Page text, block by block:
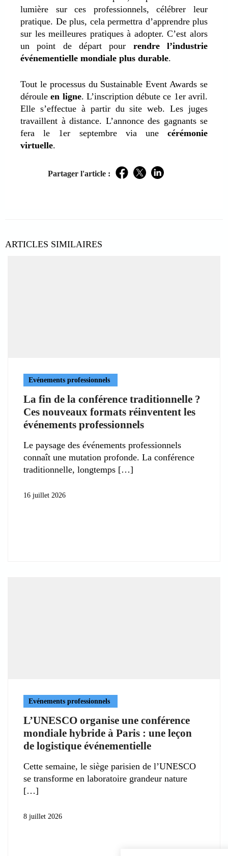
lumière sur ces professionnels, célébrer leur
pratique. De plus, cela permettra d’apprendre plus
sur les meilleures pratiques à adopter. C’est alors
un point de départ pour rendre l’industrie
événementielle mondiale plus durable.
Tout le processus du Sustainable Event Awards se
dérouleen ligne. L’inscription débute ce 1er avril.
Elle s’effectue à partir du site web. Les juges
travaillent à distance. L’annonce des gagnants se
fera le 1er septembre via une cérémonie
virtuelle.
Partager l'article : Facebook
TwitterLinkedIn
ARTICLES SIMILAIRES
Evénements professionnels
La fin de la conférence traditionnelle ?
Ces nouveaux formats réinventent les
événements professionnels
Le paysage des événements professionnels
connaît une mutation profonde. La conférence
traditionnelle, longtemps
16 juillet 2026
Evénements professionnels
L’UNESCO organise une conférence
mondiale hybride à Paris : une leçon
de logistique événementielle
Cette semaine, le siège parisien de l’UNESCO
se transforme en laboratoire grandeur nature
8 juillet 2026